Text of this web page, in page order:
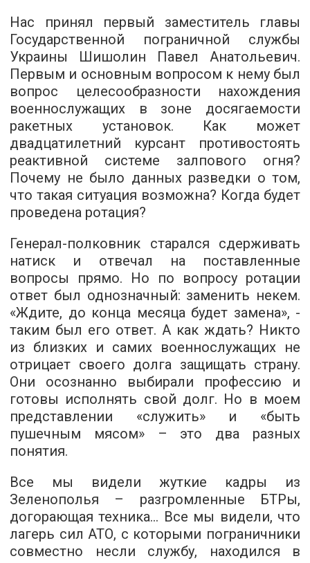
Нас принял первый заместитель главы
Государственной пограничной службы
Украины Шишолин Павел Анатольевич.
Первым и основным вопросом к нему был
вопрос целесообразности нахождения
военнослужащих в зоне досягаемости
ракетных установок. Как может
двадцатилетний курсант противостоять
реактивной системе залпового огня?
Почему не было данных разведки о том,
что такая ситуация возможна? Когда будет
проведена ротация?
Генерал-полковник старался сдерживать
натиск и отвечал на поставленные
вопросы прямо. Но по вопросу ротации
ответ был однозначный: заменить некем.
«Ждите, до конца месяца будет замена», -
таким был его ответ. А как ждать? Никто
из близких и самих военнослужащих не
отрицает своего долга защищать страну.
Они осознанно выбирали профессию и
готовы исполнять свой долг. Но в моем
представлении «служить» и «быть
пушечным мясом» – это два разных
понятия.
Все мы видели жуткие кадры из
Зеленополья – разгромленные БТРы,
догорающая техника… Все мы видели, что
лагерь сил АТО, с которыми пограничники
совместно несли службу, находился в